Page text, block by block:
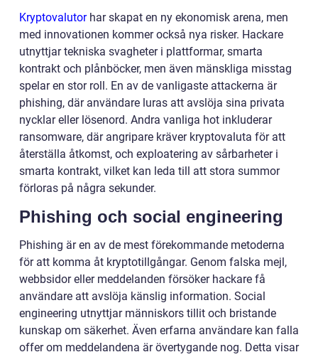
Kryptovalutorhar skapat en ny ekonomisk arena, men
med innovationen kommer också nya risker. Hackare
utnyttjar tekniska svagheter i plattformar, smarta
kontrakt och plånböcker, men även mänskliga misstag
spelar en stor roll. En av de vanligaste attackerna är
phishing, där användare luras att avslöja sina privata
nycklar eller lösenord. Andra vanliga hot inkluderar
ransomware, där angripare kräver kryptovaluta för att
återställa åtkomst, och exploatering av sårbarheter i
smarta kontrakt, vilket kan leda till att stora summor
förloras på några sekunder.
Phishing och social engineering
Phishing är en av de mest förekommande metoderna
för att komma åt kryptotillgångar. Genom falska mejl,
webbsidor eller meddelanden försöker hackare få
användare att avslöja känslig information. Social
engineering utnyttjar människors tillit och bristande
kunskap om säkerhet. Även erfarna användare kan falla
offer om meddelandena är övertygande nog. Detta visar